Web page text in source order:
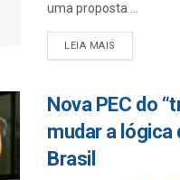
uma proposta ...
LEIA MAIS
Nova PEC do
mudar a
Brasil